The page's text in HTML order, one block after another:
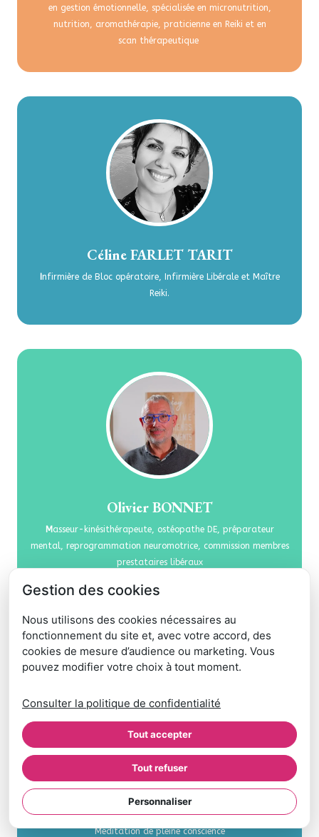
en gestion émotionnelle, spécialisée en micronutrition,
nutrition, aromathérapie, praticienne en Reiki et en
scan thérapeutique
Céline FARLET TARIT
nfirmière de Bloc opératoire, Infirmière Libérale et Maître
Reiki.
Olivier BONNET
M asseur-kinésithérapeute, ostéopathe DE, préparateur
mental, reprogrammation neuromotrice, commission membres
prestataires libéraux
Samuel MARTIN-FROUILLOU
Accompagnement au changement,
Communication non violente, Codéveloppement professionnel,
Méditation de pleine conscience
Gestion des cookies
Nous utilisons des cookies nécessaires au
fonctionnement du site et, avec votre accord, des
cookies de mesure d’audience ou marketing. Vous
pouvez modifier votre choix à tout moment.
Consulter la politique de confidentialité
Tout accepter
Tout refuser
Personnaliser